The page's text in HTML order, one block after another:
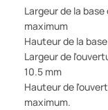
Largeur de la
maximum
Hauteur de la
Largeur de
10.5 mm
Hauteur de
maximum.